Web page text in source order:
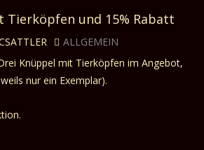
Tierköpfen und 15% Rabatt
ALLGEMEIN
Knüppel mit Tierköpfen im Angebot,
nur ein Exemplar).
.